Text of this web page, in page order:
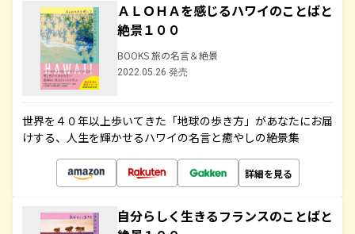
ＡＬＯＨＡを感じるハワイのことばと
絶景１００
BOOKS 旅の名言＆絶景
2022.05.26 発売
世界を４０年以上歩いてきた「地球の歩き方」があなたにお届
けする、人生を輝かせるハワイの名言と癒やしの絶景集
詳細を見る
自分らしく生きるフランスのことばと